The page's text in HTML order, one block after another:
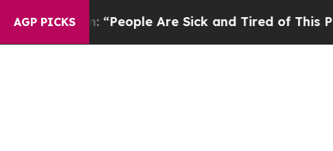
AGP PICKS
Win: “People Are Sick and Tired of This